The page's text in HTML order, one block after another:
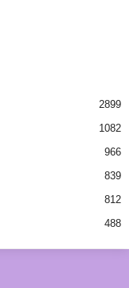
2899
1082
966
839
812
488